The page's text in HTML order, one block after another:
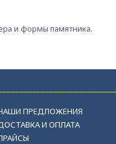
и формы памятника.
ПРЕДЛОЖЕНИЯ
И ОПЛАТА